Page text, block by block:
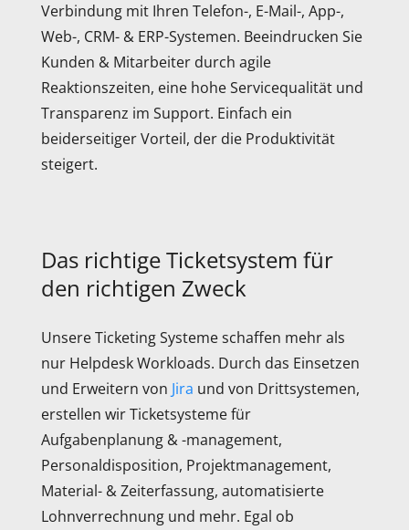
Verbindung mit Ihren Telefon-, E-Mail-, App-,
Web-, CRM- & ERP-Systemen. Beeindrucken Sie
Kunden & Mitarbeiter durch agile
Reaktionszeiten, eine hohe Servicequalität und
Transparenz im Support. Einfach ein
beiderseitiger Vorteil, der die Produktivität
steigert.
Das richtige Ticketsystem für
den richtigen Zweck
Unsere Ticketing Systeme schaffen mehr als
nur Helpdesk Workloads. Durch das Einsetzen
und Erweitern von Jira und von Drittsystemen,
erstellen wir Ticketsysteme für
Aufgabenplanung & -management,
Personaldisposition, Projektmanagement,
Material- & Zeiterfassung, automatisierte
Lohnverrechnung und mehr. Egal ob